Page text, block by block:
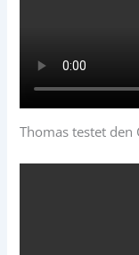
Thomas testet